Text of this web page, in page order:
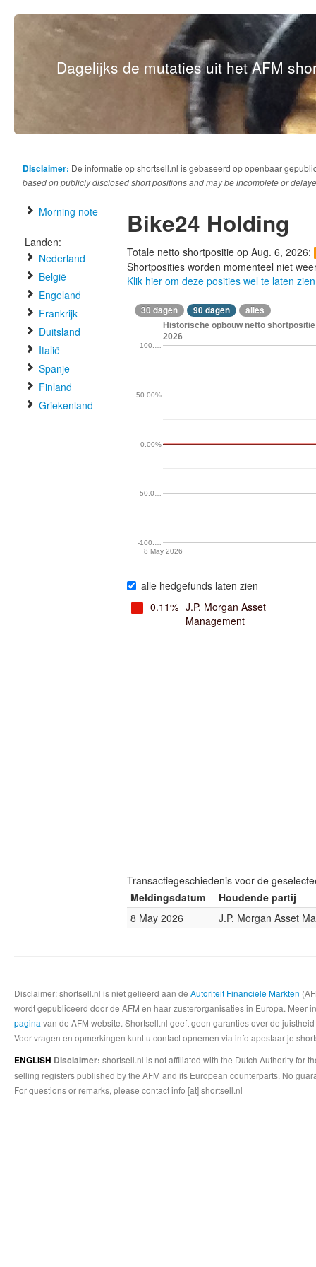
Dagelijks de mutaties uit het AFM
Disclaimer: De informatie op shortsell.nl is gebaseerd op openbaar
based on publicly disclosed short positions and may be incomplete or
Morning note
Landen:
Nederland
België
Engeland
Frankrijk
Duitsland
Italië
Spanje
Finland
Griekenland
Bike24 Holding
Totale netto shortpositie op Aug. 6, 2026:
Shortposities worden momenteel niet
Klik hier om deze posities wel te laten zien
30 dagen 90 dagen alles
Historische opbouw netto
2026
8 May 2026
-100.…
-50.0…
0.00%
50.00%
100.…
alle hedgefunds laten zien
0.11% J.P. Morgan Asset
Management
Transactiegeschiedenis voor de
Meldingsdatum
Houdende partij
8 May 2026
J.P. Morgan Asset
Disclaimer: shortsell.nl is niet gelieerd aan de Autoriteit Financiele Markten
wordt gepubliceerd door de AFM en haar zusterorganisaties in Europa.
pagina van de AFM website. Shortsell.nl geeft geen garanties over de
Voor vragen en opmerkingen kunt u contact opnemen via info apestaartje
ENGLISH Disclaimer: shortsell.nl is not affiliated with the Dutch Authority for
selling registers published by the AFM and its European counterparts. No
For questions or remarks, please contact info [at] shortsell.nl